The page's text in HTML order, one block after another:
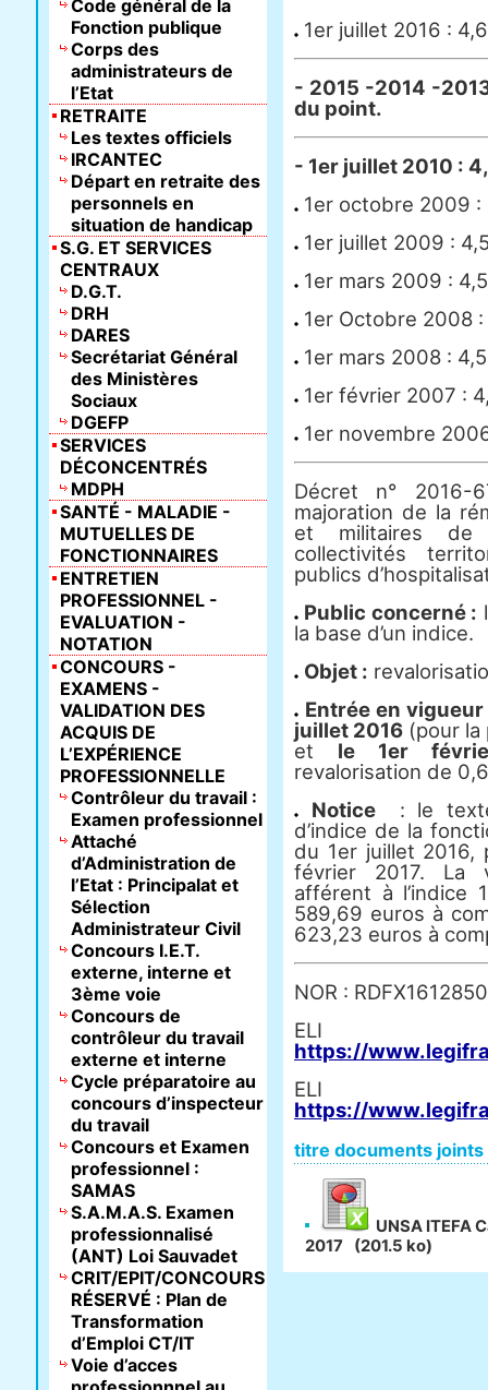
1er juillet 2016 :
- 2015 -2014 -
du point.
- 1er juillet 2010 :
1er octobre 2009
1er juillet 2009 :
1er mars 2009 :
1er Octobre 2008
1er mars 2008 :
1er février 2007 :
1er novembre
Décret n°
majoration de la
et militaires de
collectivités
publics
Public concerné :
la base d’un indice.
Objet :
Entrée en vigueur
juillet 2016 (pour
et le 1er
revalorisation de
Notice
: le
d’indice de la
du 1er juillet
février 2017. La
afférent à l’indice
589,69 euros à
623,23 euros à
NOR :
https://
https://
titre documents joints
UNSA ITEFA
2017
(201.5 ko)
Code général de la
Fonction publique
Corps des
administrateurs de
l’Etat
RETRAITE
Les textes officiels
IRCANTEC
Départ en retraite des
personnels en
situation de handicap
S.G. ET SERVICES
CENTRAUX
D.G.T.
DRH
DARES
Secrétariat Général
des Ministères
Sociaux
DGEFP
SERVICES
DÉCONCENTRÉS
MDPH
SANTÉ - MALADIE -
MUTUELLES DE
FONCTIONNAIRES
ENTRETIEN
PROFESSIONNEL -
EVALUATION -
NOTATION
CONCOURS -
EXAMENS -
VALIDATION DES
ACQUIS DE
L’EXPÉRIENCE
PROFESSIONNELLE
Contrôleur du travail :
Examen professionnel
Attaché
d’Administration de
l’Etat : Principalat et
Sélection
Administrateur Civil
Concours I.E.T.
externe, interne et
3ème voie
Concours de
contrôleur du travail
externe et interne
Cycle préparatoire au
concours d’inspecteur
du travail
Concours et Examen
professionnel :
SAMAS
S.A.M.A.S. Examen
professionnalisé
(ANT) Loi Sauvadet
CRIT/EPIT/CONCOURS
RÉSERVÉ : Plan de
Transformation
d’Emploi CT/IT
Voie d’acces